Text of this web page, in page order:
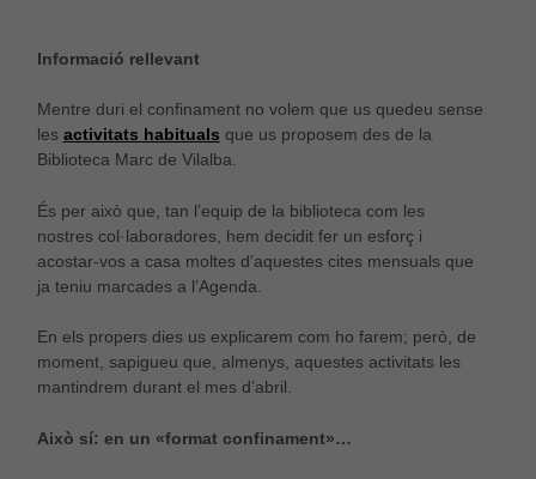
Informació rellevant
Mentre duri el confinament no volem que us quedeu sense
les activitats habituals que us proposem des de la
Biblioteca Marc de Vilalba.
És per això que, tan l’equip de la biblioteca com les
nostres col·laboradores, hem decidit fer un esforç i
acostar-vos a casa moltes d’aquestes cites mensuals que
ja teniu marcades a l’Agenda.
En els propers dies us explicarem com ho farem; però, de
moment, sapigueu que, almenys, aquestes activitats les
mantindrem durant el mes d’abril.
Això sí: en un «format confinament»…